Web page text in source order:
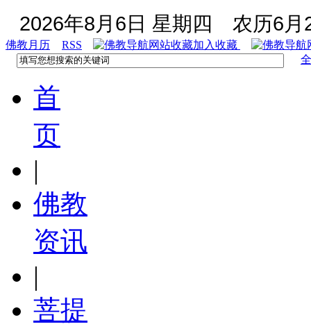
2026年8月6日 星期四 农历6月
佛教月历 RSS
加入收藏
首
页
|
佛教
资讯
|
菩提